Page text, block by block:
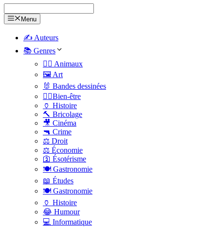
Menu
✍️ Auteurs
📚 Genres
🐕‍🦺 Animaux
🖼️ Art
🐰 Bandes dessinées
🧑‍⚕️Bien-être
🏺 Histoire
🔨 Bricolage
🎥 Cinéma
🔫 Crime
⚖️ Droit
⚖️ Économie
🛐 Ésotérisme
🍽️ Gastronomie
📖 Études
🍽️ Gastronomie
🏺 Histoire
😂 Humour
💻 Informatique